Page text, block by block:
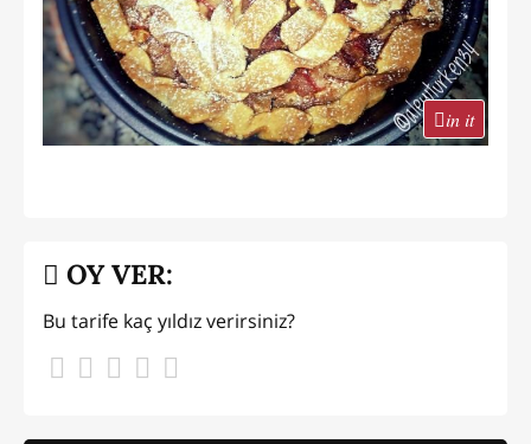
in it
OY VER:
Bu tarife kaç yıldız verirsiniz?